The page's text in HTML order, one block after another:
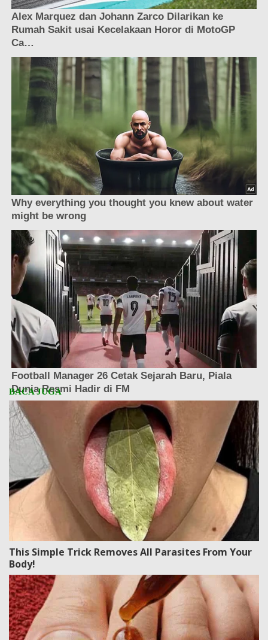
This Simple Trick Removes All Parasites From Your
Body!